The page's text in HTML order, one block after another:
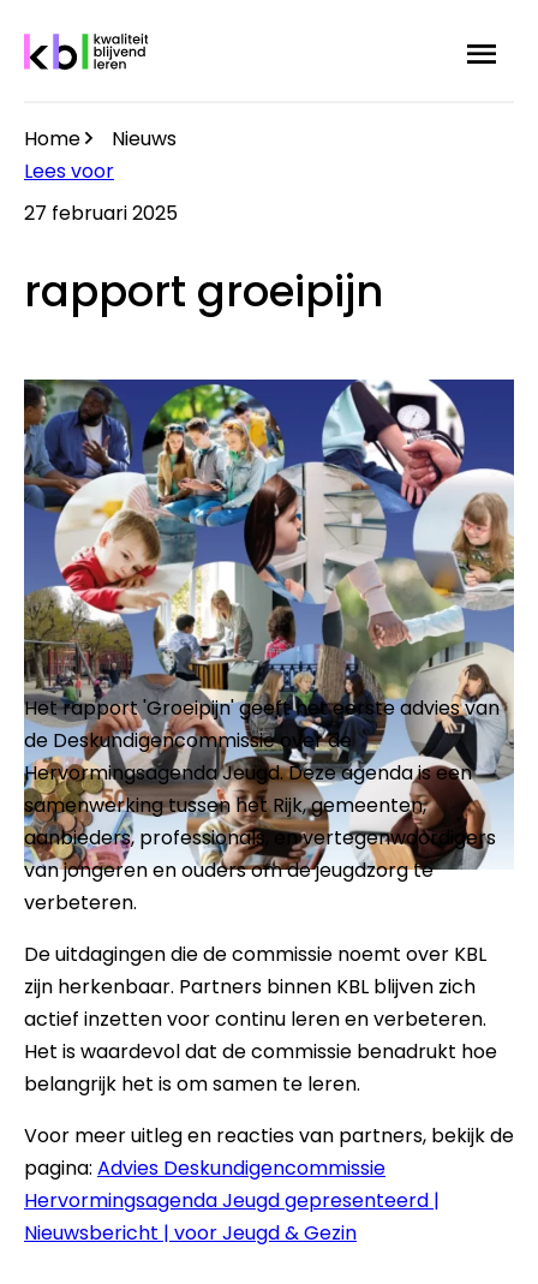
inhoud
gaan
Kruimelpad
Home
Nieuws
Lees voor
rapport groeipijn
27 februari 2025
Het rapport 'Groeipijn' geeft het eerste advies van
de Deskundigencommissie over de
Hervormingsagenda Jeugd. Deze agenda is een
samenwerking tussen het Rijk, gemeenten,
aanbieders, professionals, en vertegenwoordigers
van jongeren en ouders om de jeugdzorg te
verbeteren.
De uitdagingen die de commissie noemt over KBL
zijn herkenbaar. Partners binnen KBL blijven zich
actief inzetten voor continu leren en verbeteren.
Het is waardevol dat de commissie benadrukt hoe
belangrijk het is om samen te leren.
Voor meer uitleg en reacties van partners, bekijk de
pagina: Advies Deskundigencommissie
Hervormingsagenda Jeugd gepresenteerd |
Nieuwsbericht | voor Jeugd & Gezin